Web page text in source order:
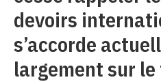
devoirs
s’accorde
largement sur